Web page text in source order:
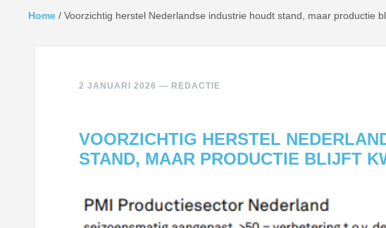
Home / Voorzichtig herstel Nederlandse industrie houdt stand, maar productie
2 JANUARI 2026 — REDACTIE
VOORZICHTIG HERSTEL
STAND, MAAR PRODUCTIE BLIJFT